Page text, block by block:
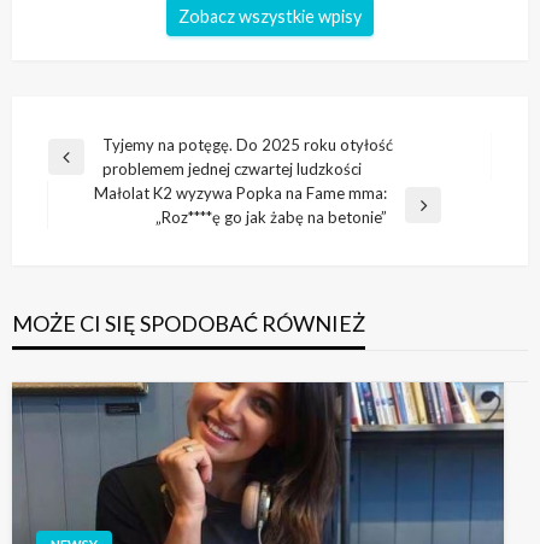
Zobacz wszystkie wpisy
Nawigacja
wpisu
Poprzedni
Tyjemy na potęgę. Do 2025 roku otyłość
problemem jednej czwartej ludzkości
Małolat K2 wyzywa Popka na Fame mma:
„Roz****ę go jak żabę na betonie”
MOŻE CI SIĘ SPODOBAĆ RÓWNIEŻ